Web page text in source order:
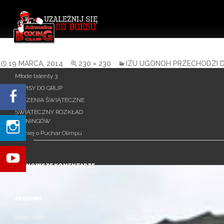
IZU1
19 MARCA, 2014 230 × 230 IZU UGONOH PRZECHODZI
Szukaj:
Młode talenty 3
ZAPISY DO GRUP
ŻYCZENIA ŚWIĄTECZNE
ŚWIĄTECZNY ROZKŁAD
TRENINGÓW
Turniej o Puchar Olimpu
NAJNOWSZE KOMENTARZE
lipiec 2026